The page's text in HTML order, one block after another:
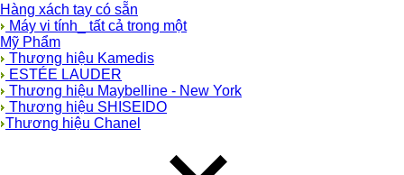
Hàng xách tay có sẵn
Máy vi tính_ tất cả trong một
Mỹ Phẩm
Thương hiệu Kamedis
ESTÉE LAUDER
Thương hiệu Maybelline - New York
Thương hiệu SHISEIDO
Thương hiệu Chanel